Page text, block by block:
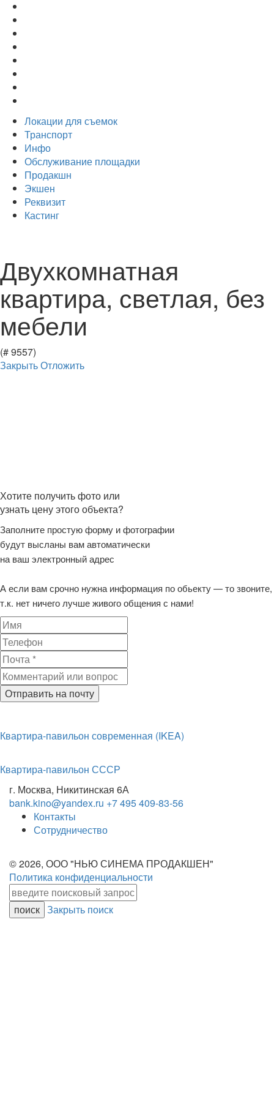
Локации для съемок
Транспорт
Инфо
Обслуживание площадки
Продакшн
Экшен
Реквизит
Кастинг
Двухкомнатная
квартира, светлая, без
мебели
(# 9557)
ЗакрытьОтложить
Хотите получить фото или
узнать цену этого объекта?
Заполните простую форму и фотографии
будут высланы вам автоматически
на ваш электронный адрес
А если вам срочно нужна информация по обьекту — то звоните,
т.к. нет ничего лучше живого общения с нами!
Отправить на почту
Квартира-павильон современная (IKEA)
Квартира-павильон СССР
г. Москва, Никитинская 6А
bank.kino@yandex.ru +7 495 409-83-56
Контакты
Сотрудничество
© 2026, ООО "НЬЮ СИНЕМА ПРОДАКШЕН"
Политика конфиденциальности
Закрыть поиск